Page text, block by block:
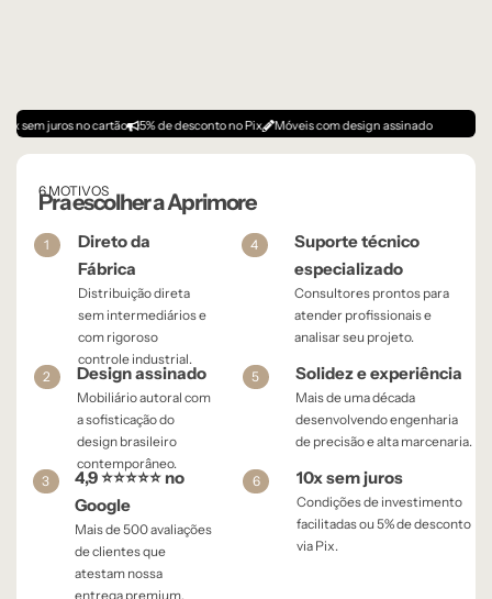
no cartão 5% de desconto no Pix Móveis com design assinado
6 MOTIVOS
Pra escolher a Aprimore
1
Direto da
Fábrica
Distribuição direta
sem intermediários e
com rigoroso
controle industrial.
4
Suporte técnico
especializado
Consultores prontos para
atender profissionais e
analisar seu projeto.
2 Design assinado
Mobiliário autoral com
a sofisticação do
design brasileiro
contemporâneo.
5 Solidez e experiência
Mais de uma década
desenvolvendo engenharia
de precisão e alta marcenaria.
3
4,9 ⭐⭐⭐⭐⭐ no
Google
Mais de 500 avaliações
de clientes que
atestam nossa
entrega premium.
6 10x sem juros
Condições de investimento
facilitadas ou 5% de desconto
via Pix.